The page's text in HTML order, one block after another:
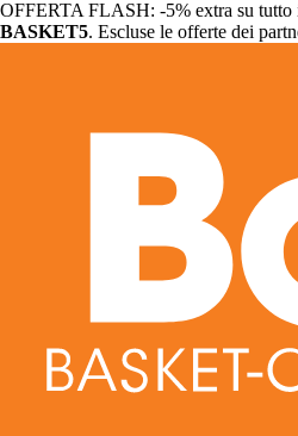
OFFERTA FLASH: -5% extra su tutto
BASKET5. Escluse le offerte dei